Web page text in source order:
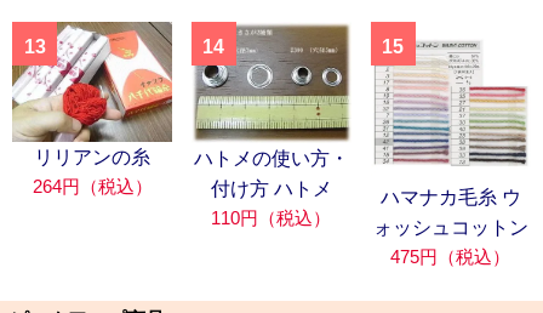
13
リリアンの糸
264円（税込）
14
ハトメの使い方・
付け方 ハトメ
110円（税込）
15
ハマナカ毛糸 ウ
ォッシュコットン
475円（税込）